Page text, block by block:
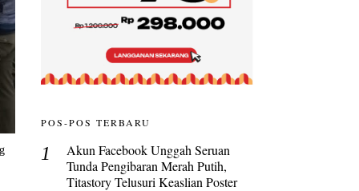
POS-POS TERBARU
Akun Facebook Unggah Seruan
Tunda Pengibaran Merah Putih,
Titastory Telusuri Keaslian Poster